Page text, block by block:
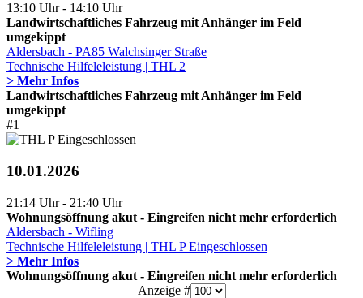
13:10 Uhr - 14:10 Uhr
Landwirtschaftliches Fahrzeug mit Anhänger im Feld
umgekippt
Aldersbach - PA85 Walchsinger Straße
Technische Hilfeleleistung | THL 2
> Mehr Infos
Landwirtschaftliches Fahrzeug mit Anhänger im Feld
umgekippt
#1
10.01.2026
21:14 Uhr - 21:40 Uhr
Wohnungsöffnung akut - Eingreifen nicht mehr erforderlich
Aldersbach - Wifling
Technische Hilfeleleistung | THL P Eingeschlossen
> Mehr Infos
Wohnungsöffnung akut - Eingreifen nicht mehr erforderlich
Anzeige #